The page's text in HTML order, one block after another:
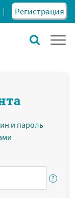
Регистрация
и пароль